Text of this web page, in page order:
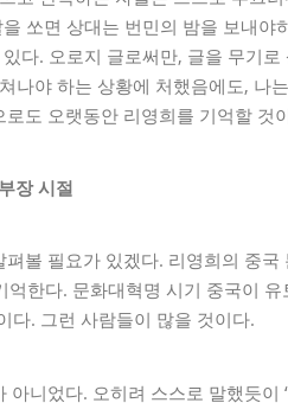
쏘면 상대는 번민의 밤을 보내야
다. 오로지 글로써만, 글을 무기로
나야 하는 상황에 처했음에도, 나
도 오랫동안 리영희를 기억할 것
장 시절
볼 필요가 있겠다. 리영희의 중국
억한다. 문화대혁명 시기 중국이
다. 그런 사람들이 많을 것이다.
니었다. 오히려 스스로 말했듯이